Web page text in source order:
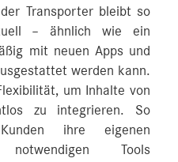
Transporter bleibt so
– ähnlich wie ein
mit neuen Apps und
werden kann.
um Inhalte von
zu integrieren. So
ihre eigenen
Tools